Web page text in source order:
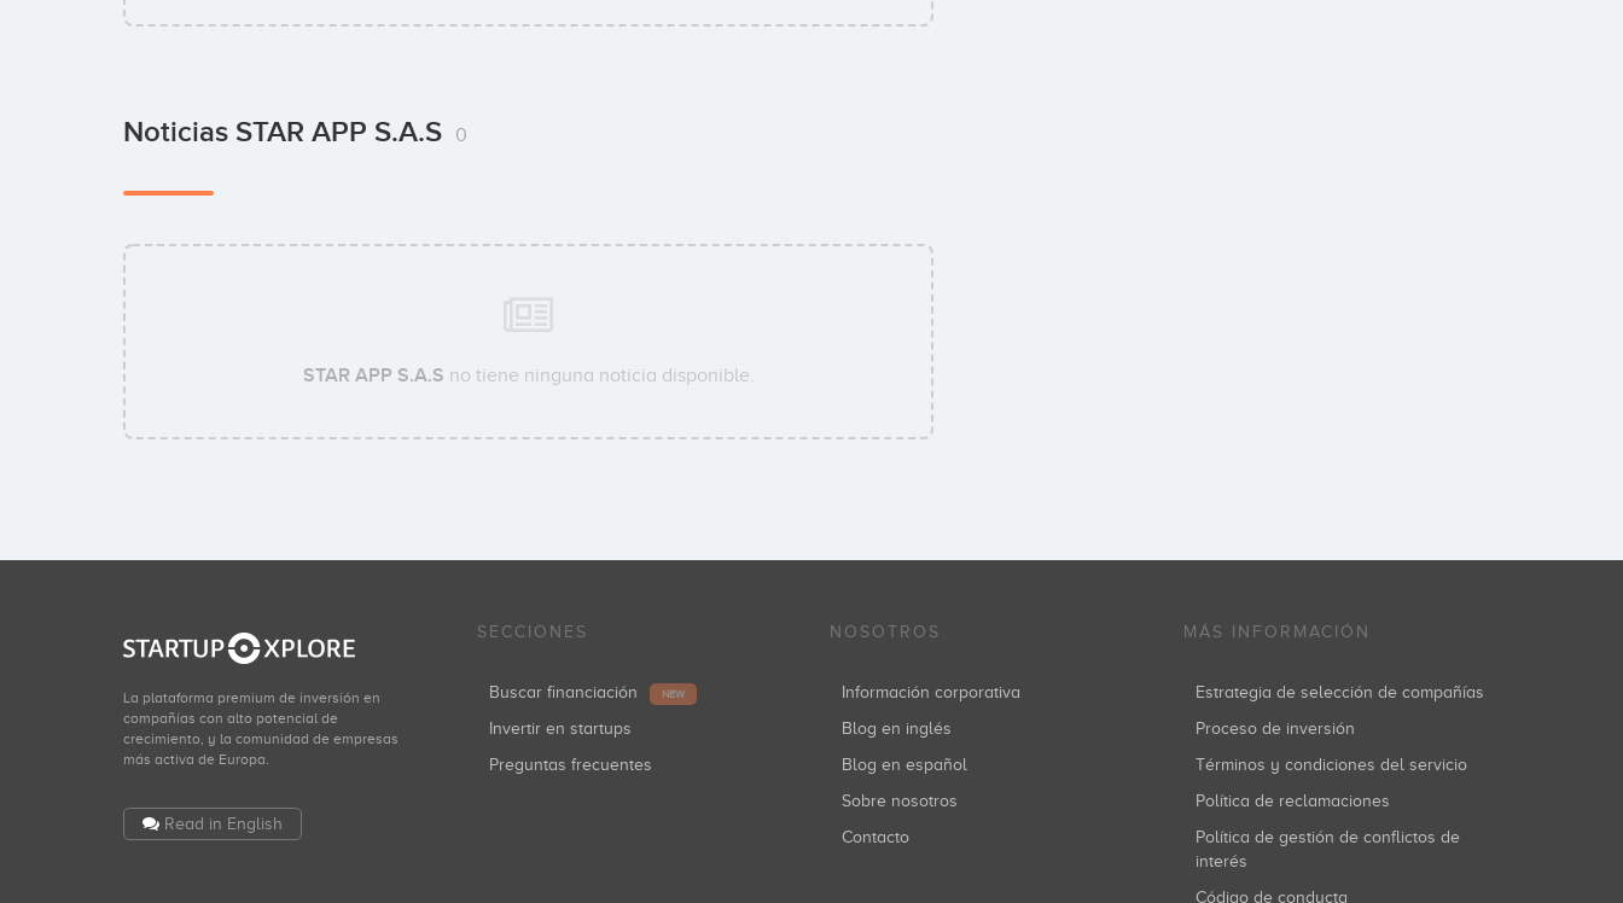
Noticias STAR APP S.A.S 0
STAR APP S.A.S no tiene ninguna noticia disponible.
La plataforma premium de inversión en
compañías con alto potencial de
crecimiento, y la comunidad de empresas
más activa de Europa.
Read in English
SECCIONES
Buscar financiación NEW
Invertir en startups
Preguntas frecuentes
NOSOTROS
Información corporativa
Blog en inglés
Blog en español
Sobre nosotros
Contacto
MÁS INFORMACIÓN
Estrategia de selección de compañías
Proceso de inversión
Términos y condiciones del servicio
Política de reclamaciones
Política de gestión de conflictos de
interés
Código de conducta